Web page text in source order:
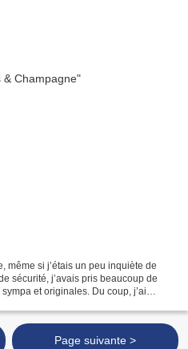
même si j’étais un peu inquiète de
sécurité, j’avais pris beaucoup de
et originales. Du coup, j’ai
Page suivante >